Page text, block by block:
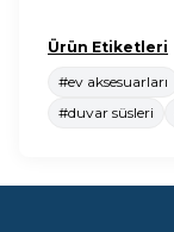
Ürün Etiketleri
#ev aksesuarları
#duvar süsleri